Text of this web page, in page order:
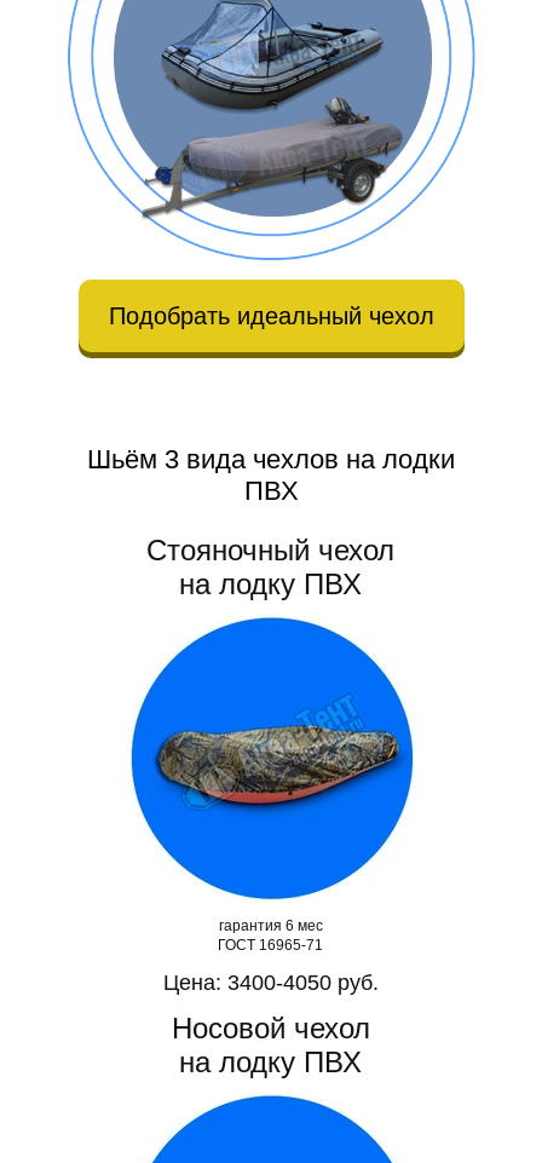
Подобрать идеальный чехол
Шьём 3 вида чехлов на лодки
ПВХ
Стояночный чехол
на лодку ПВХ
гарантия 6 мес
ГОСТ 16965-71
Цена: 3400-4050 руб.
Носовой чехол
на лодку ПВХ